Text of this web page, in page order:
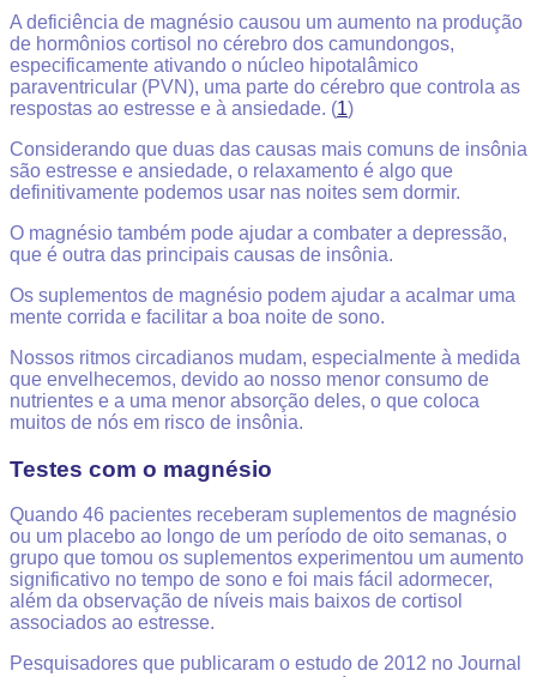
A deficiência de magnésio causou um aumento na produção
de hormônios cortisol no cérebro dos camundongos,
especificamente ativando o núcleo hipotalâmico
paraventricular (PVN), uma parte do cérebro que controla as
respostas ao estresse e à ansiedade. (1)
Considerando que duas das causas mais comuns de insônia
são estresse e ansiedade, o relaxamento é algo que
definitivamente podemos usar nas noites sem dormir.
O magnésio também pode ajudar a combater a depressão,
que é outra das principais causas de insônia.
Os suplementos de magnésio podem ajudar a acalmar uma
mente corrida e facilitar a boa noite de sono.
Nossos ritmos circadianos mudam, especialmente à medida
que envelhecemos, devido ao nosso menor consumo de
nutrientes e a uma menor absorção deles, o que coloca
muitos de nós em risco de insônia.
Testes com o magnésio
Quando 46 pacientes receberam suplementos de magnésio
ou um placebo ao longo de um período de oito semanas, o
grupo que tomou os suplementos experimentou um aumento
significativo no tempo de sono e foi mais fácil adormecer,
além da observação de níveis mais baixos de cortisol
associados ao estresse.
Pesquisadores que publicaram o estudo de 2012 no Journal